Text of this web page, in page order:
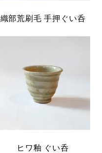
織部荒刷毛 手押ぐい呑
ヒワ釉 ぐい呑